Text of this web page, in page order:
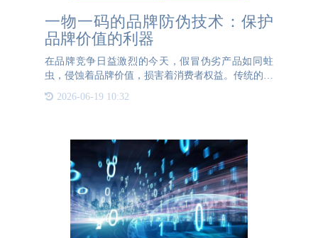
一物一码的品牌防伪技术：保护
品牌价值的利器
在品牌竞争日益激烈的今天，假冒伪劣产品如同蛀
虫，侵蚀着品牌价值，损害着消费者权益。传统的防
伪手段，如防伪标签、电话查询等，已难以应对日益
猖獗的造假行为。一物一码的品牌防伪技术应运而
2026-06-19 10:32